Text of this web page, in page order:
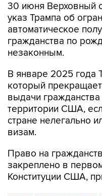
30 июня Верховный
указ Трампа об
автоматическое
гражданства по
незаконным.
В январе 2025 года
который
выдачи
территории США,
стране нелегально
визам.
Право на
закреплено в
Конституции США,